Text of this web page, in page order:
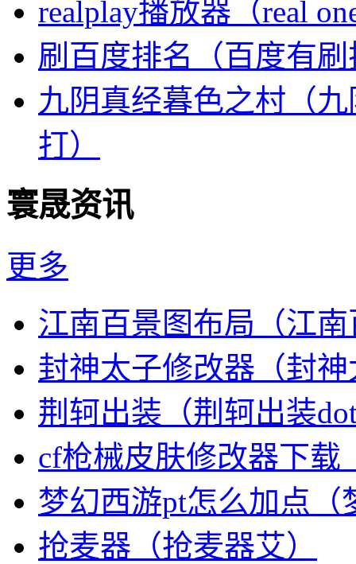
realplay播放器（real
刷百度排名（百度有
九阴真经暮色之村（
打）
寰晟资讯
更多
江南百景图布局（江
封神太子修改器（封
荆轲出装（荆轲出装
cf枪械皮肤修改器下载
梦幻西游pt怎么加点（
抢麦器（抢麦器艾）